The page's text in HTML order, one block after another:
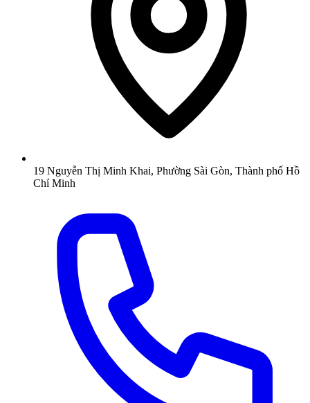
19 Nguyễn Thị Minh Khai, Phường Sài Gòn, Thành phố Hồ
Chí Minh